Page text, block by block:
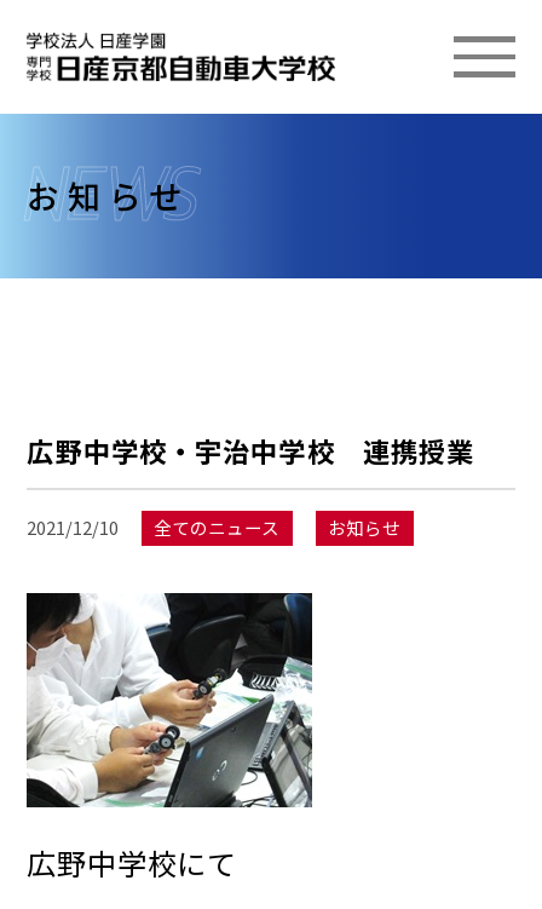
お知らせ
広野中学校・宇治中学校 連携授業
2021/12/10 全てのニュース お知らせ
広野中学校にて